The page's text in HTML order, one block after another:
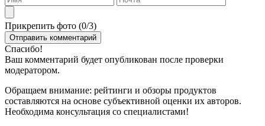
Прикрепить фото (0/3)
Спасибо!
Ваш комментарий будет опубликован после проверки
модератором.
Обращаем внимание: рейтинги и обзоры продуктов
составляются на основе субъективной оценки их авторов.
Необходима консультация со специалистами!